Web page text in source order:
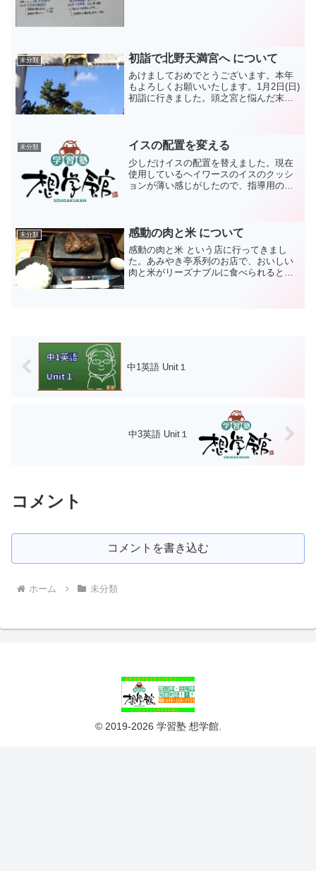
未分類 初詣で北野天満宮へ について
あけましておめでとうございます。本年
もよろしくお願いいたします。1月2日(日)
初詣に行きました。頭之宮と悩んだ末、
して大変でし...
未分類 イスの配置を変える
少しだけイスの配置を替えました。現在
使用しているヘイワースのイスのクッシ
ョンが薄い感じがしたので、指導用のイ
チェアで、なんで生徒ブー...
未分類 感動の肉と米 について
感動の肉と米 という店に行ってきまし
た。あみやき亭系列のお店で、おいしい
肉と米がリーズナブルに食べられるとい
中1英語 Unit１
中3英語 Unit１
コメント
コメントを書き込む
ホーム 未分類
© 2019-2026 学習塾 想学館.